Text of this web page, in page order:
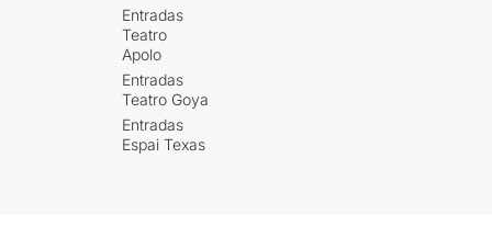
Entradas
Teatro
Apolo
Entradas
Teatro Goya
Entradas
Espai Texas